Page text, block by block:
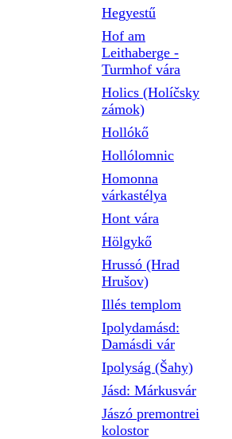
Hegyestű
Hof am
Leithaberge -
Turmhof vára
Holics (Holíčsky
zámok)
Hollókő
Hollólomnic
Homonna
várkastélya
Hont vára
Hölgykő
Hrussó (Hrad
Hrušov)
Illés templom
Ipolydamásd:
Damásdi vár
Ipolyság (Šahy)
Jásd: Márkusvár
Jászó premontrei
kolostor